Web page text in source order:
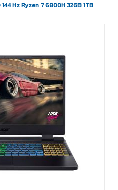
Hz Ryzen 7 6800H 32GB 1TB